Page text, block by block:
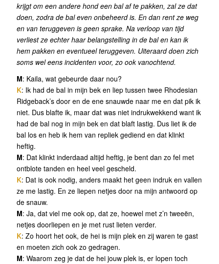
krijgt om een andere hond een bal af te pakken, zal ze dat
doen, zodra de bal even onbeheerd is. En dan rent ze weg
en van teruggeven is geen sprake. Na verloop van tijd
verliest ze echter haar belangstelling in de bal en kan ik
hem pakken en eventueel teruggeven. Uiteraard doen zich
soms wel eens incidenten voor, zo ook vanochtend.
M: Kaila, wat gebeurde daar nou?
K: Ik had de bal in mijn bek en liep tussen twee Rhodesian
Ridgeback’s door en de ene snauwde naar me en dat pik ik
niet. Dus blafte ik, maar dat was niet indrukwekkend want ik
had de bal nog in mijn bek en dat blaft lastig. Dus liet ik de
bal los en heb ik hem van repliek gediend en dat klinkt
heftig.
M: Dat klinkt inderdaad altijd heftig, je bent dan zo fel met
ontblote tanden en heel veel gescheld.
K: Dat is ook nodig, anders maakt het geen indruk en vallen
ze me lastig. En ze liepen netjes door na mijn antwoord op
de snauw.
M: Ja, dat viel me ook op, dat ze, hoewel met z’n tweeën,
netjes doorliepen en je met rust lieten verder.
K: Zo hoort het ook, de hei is mijn plek en zij waren te gast
en moeten zich ook zo gedragen.
M: Waarom zeg je dat de hei jouw plek is, er lopen toch